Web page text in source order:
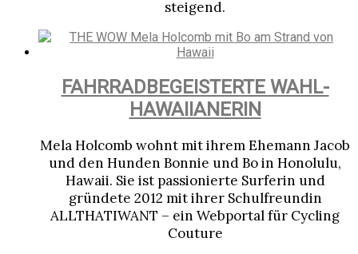
steigend.
FAHRRADBEGEISTERTE WAHL-
HAWAIIANERIN
Mela Holcomb wohnt mit ihrem Ehemann Jacob
und den Hunden Bonnie und Bo in Honolulu,
Hawaii. Sie ist passionierte Surferin und
gründete 2012 mit ihrer Schulfreundin
ALLTHATIWANT – ein Webportal für Cycling
Couture